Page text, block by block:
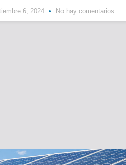
6, 2024 No hay comentarios